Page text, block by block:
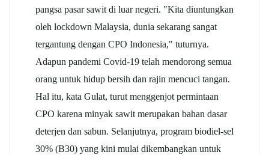
pangsa pasar sawit di luar negeri. "Kita diuntungkan
oleh lockdown Malaysia, dunia sekarang sangat
tergantung dengan CPO Indonesia," tuturnya.
Adapun pandemi Covid-19 telah mendorong semua
orang untuk hidup bersih dan rajin mencuci tangan.
Hal itu, kata Gulat, turut menggenjot permintaan
CPO karena minyak sawit merupakan bahan dasar
deterjen dan sabun. Selanjutnya, program biodiel-sel
30% (B30) yang kini mulai dikembangkan untuk